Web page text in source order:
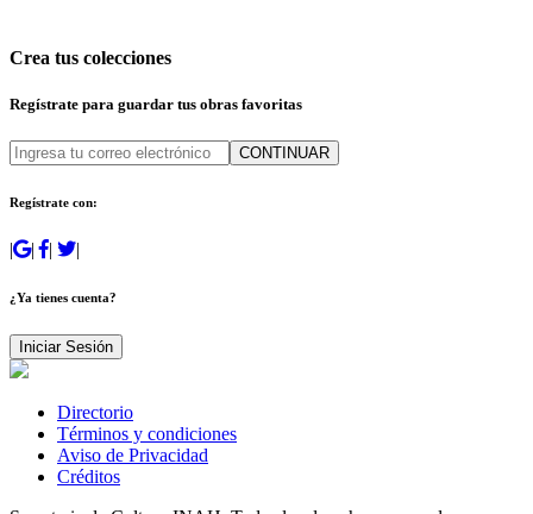
Crea tus colecciones
Regístrate para guardar tus obras favoritas
CONTINUAR
Regístrate con:
| | | |
¿Ya tienes cuenta?
Iniciar Sesión
Directorio
Términos y condiciones
Aviso de Privacidad
Créditos